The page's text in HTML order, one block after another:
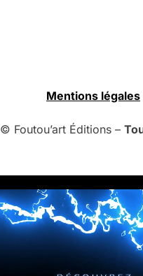
Mentions légales
© Foutou’art Éditions –